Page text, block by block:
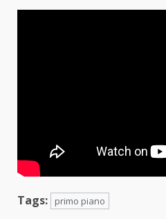
Tags: primo piano